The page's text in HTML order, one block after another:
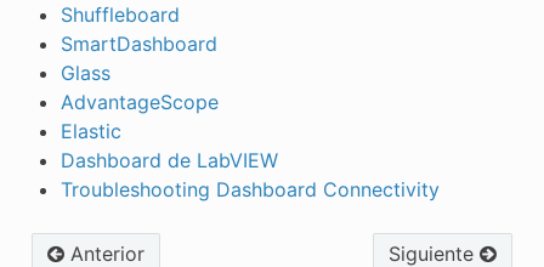
Shuffleboard
SmartDashboard
Glass
AdvantageScope
Elastic
Dashboard de LabVIEW
Troubleshooting Dashboard Connectivity
Anterior Siguiente